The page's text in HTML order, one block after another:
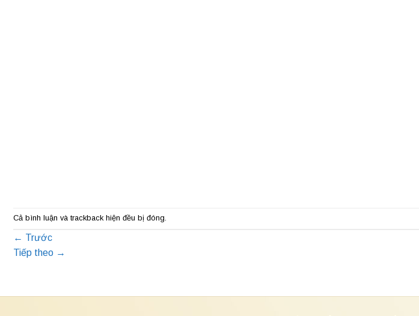
Cả bình luận và trackback hiện đều bị đóng.
← Trước
Tiếp theo →